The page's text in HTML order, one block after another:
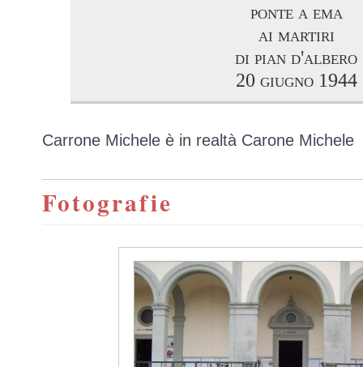
ponte a ema
ai martiri
di pian d'albero
20 giugno 1944
Carrone Michele è in realtà Carone Michele
Fotografie